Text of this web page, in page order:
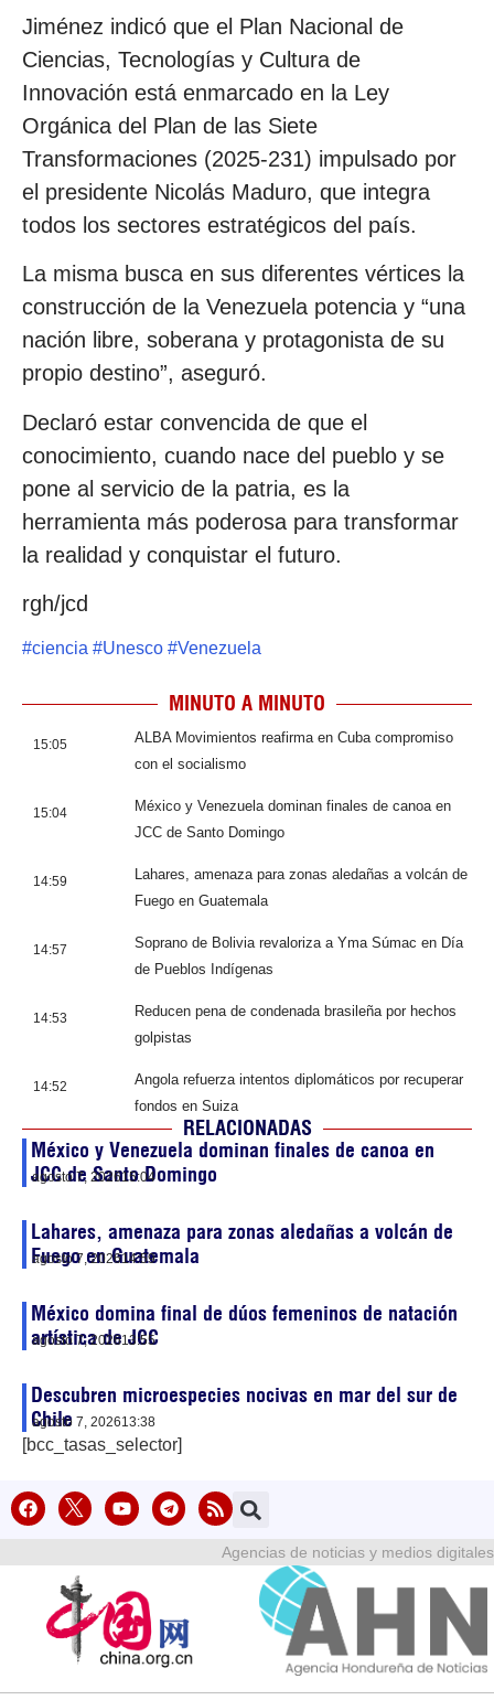
Jiménez indicó que el Plan Nacional de
Ciencias, Tecnologías y Cultura de
Innovación está enmarcado en la Ley
Orgánica del Plan de las Siete
Transformaciones (2025-231) impulsado por
el presidente Nicolás Maduro, que integra
todos los sectores estratégicos del país.
La misma busca en sus diferentes vértices la
construcción de la Venezuela potencia y “una
nación libre, soberana y protagonista de su
propio destino”, aseguró.
Declaró estar convencida de que el
conocimiento, cuando nace del pueblo y se
pone al servicio de la patria, es la
herramienta más poderosa para transformar
la realidad y conquistar el futuro.
rgh/jcd
#ciencia #Unesco #Venezuela
MINUTO A MINUTO
15:05
ALBA Movimientos reafirma en Cuba compromiso
con el socialismo
15:04
México y Venezuela dominan finales de canoa en
JCC de Santo Domingo
14:59
Lahares, amenaza para zonas aledañas a volcán de
Fuego en Guatemala
14:57
Soprano de Bolivia revaloriza a Yma Súmac en Día
de Pueblos Indígenas
14:53
Reducen pena de condenada brasileña por hechos
golpistas
14:52
Angola refuerza intentos diplomáticos por recuperar
fondos en Suiza
RELACIONADAS
México y Venezuela dominan finales de canoa en
JCC de Santo Domingo
agosto 7, 202615:04
Lahares, amenaza para zonas aledañas a volcán de
Fuego en Guatemala
agosto 7, 202614:59
México domina final de dúos femeninos de natación
artística de JCC
agosto 7, 202613:55
Descubren microespecies nocivas en mar del sur de
Chile
agosto 7, 202613:38
[bcc_tasas_selector]
Agencias de noticias y medios digitales